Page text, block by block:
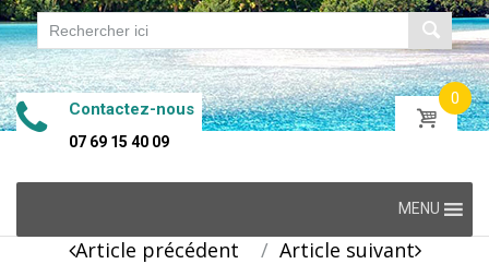
Contactez-nous
07 69 15 40 09
0
MENU
Article précédent Article suivant